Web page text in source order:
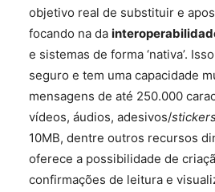
objetivo real de substituir e
focando na da
e sistemas de forma ‘nativa’.
seguro e tem uma capacidade
mensagens de até 250.000
vídeos, áudios, adesivos/stickers
10MB, dentre outros recursos
oferece a possibilidade de
confirmações de leitura e